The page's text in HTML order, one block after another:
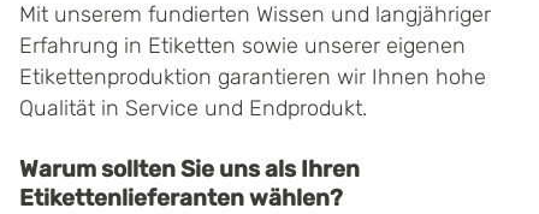
Mit unserem fundierten Wissen und langjähriger
Erfahrung in Etiketten sowie unserer eigenen
Etikettenproduktion garantieren wir Ihnen hohe
Qualität in Service und Endprodukt.
Warum sollten Sie uns als Ihren
Etikettenlieferanten wählen?